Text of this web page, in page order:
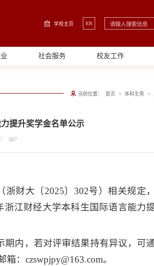
学校主页 EN
社会服务 校友工作
当前位置： 首页 > 本科生苑 >
提升奖学金名单公示
307
财大〔2025〕302号）相关规定
江财经大学本科生国际语言能力
内，若对评审结果持有异议，可
：czswpjpy@163.com。